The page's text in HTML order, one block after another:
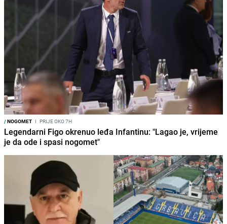
/NOGOMET I PRIJE OKO 7H
Legendarni Figo okrenuo leđa Infantinu: "Lagao je, vrijeme
je da ode i spasi nogomet"